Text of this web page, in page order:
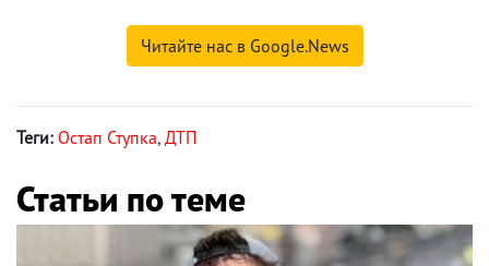
Читайте нас в Google.News
Теги: Остап Ступка, ДТП
Статьи по теме